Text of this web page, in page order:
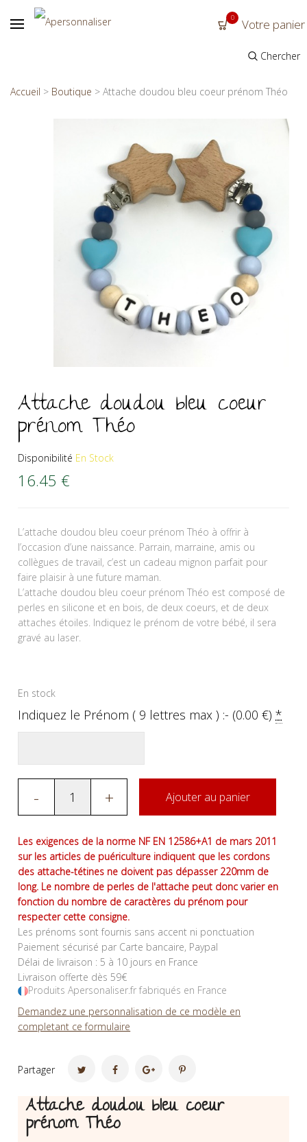
0 Votre panier
Chercher
Accueil > Boutique > Attache doudou bleu coeur prénom Théo
Attache doudou bleu coeur
prénom Théo
Disponibilité En Stock
16.45 €
L’attache doudou bleu coeur prénom Théo à offrir à
l’occasion d’une naissance. Parrain, marraine, amis ou
collègues de travail, c’est un cadeau mignon parfait pour
faire plaisir à une future maman.
L’attache doudou bleu coeur prénom Théo est composé de
perles en silicone et en bois, de deux coeurs, et de deux
attaches étoiles. Indiquez le prénom de votre bébé, il sera
gravé au laser.
En stock
Indiquez le Prénom ( 9 lettres max ) :- (0.00€)*
- + Ajouter au panier
Les exigences de la norme NF EN 12586+A1 de mars 2011
sur les articles de puériculture indiquent que les cordons
des attache-tétines ne doivent pas dépasser 220mm de
long. Le nombre de perles de l'attache peut donc varier en
fonction du nombre de caractères du prénom pour
respecter cette consigne.
Les prénoms sont fournis sans accent ni ponctuation
Paiement sécurisé par Carte bancaire, Paypal
Délai de livraison : 5 à 10 jours en France
Livraison offerte dès 59€
Produits Apersonaliser.fr fabriqués en France
Demandez une personnalisation de ce modèle en
completant ce formulaire
Partager
Attache doudou bleu coeur
prénom Théo